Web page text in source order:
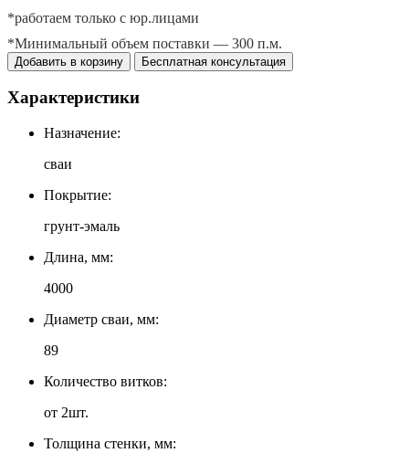
*работаем только с юр.лицами
*Минимальный объем поставки — 300 п.м.
Добавить в корзину Бесплатная консультация
Характеристики
Назначение:
сваи
Покрытие:
грунт-эмаль
Длина, мм:
4000
Диаметр сваи, мм:
89
Количество витков:
от 2шт.
Толщина стенки, мм: